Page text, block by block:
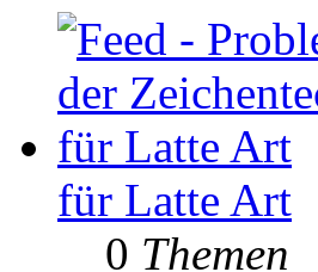
für Latte Art
0 Themen